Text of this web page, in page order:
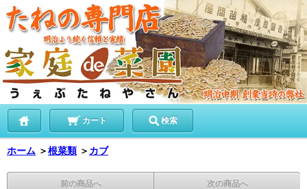
カート 検索
ホーム ＞根菜類 ＞ カブ
前の商品へ 次の商品へ